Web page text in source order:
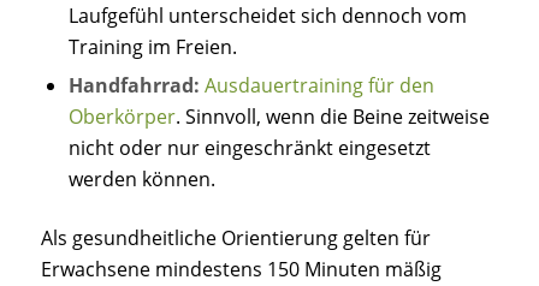
Laufgefühl unterscheidet sich dennoch vom
Training im Freien.
Handfahrrad: Ausdauertraining für den
Oberkörper. Sinnvoll, wenn die Beine zeitweise
nicht oder nur eingeschränkt eingesetzt
werden können.
Als gesundheitliche Orientierung gelten für
Erwachsene mindestens 150 Minuten mäßig